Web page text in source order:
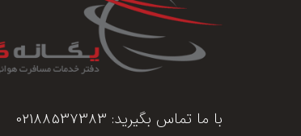
با ما تماس بگیرید: 02188537383